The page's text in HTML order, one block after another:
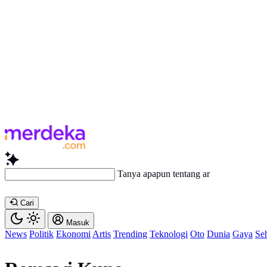
Tanya apapun tentang artikel ini...
Cari
Masuk
News Politik Ekonomi Artis Trending Teknologi Oto Dunia Gaya